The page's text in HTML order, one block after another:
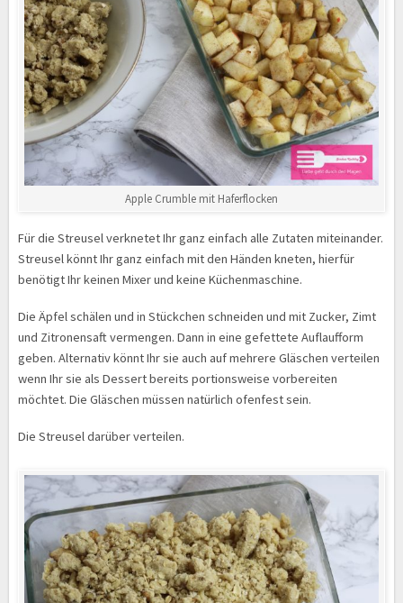
Apple Crumble mit Haferflocken
Für die Streusel verknetet Ihr ganz einfach alle Zutaten miteinander.
Streusel könnt Ihr ganz einfach mit den Händen kneten, hierfür
benötigt Ihr keinen Mixer und keine Küchenmaschine.
Die Äpfel schälen und in Stückchen schneiden und mit Zucker, Zimt
und Zitronensaft vermengen. Dann in eine gefettete Auflaufform
geben. Alternativ könnt Ihr sie auch auf mehrere Gläschen verteilen
wenn Ihr sie als Dessert bereits portionsweise vorbereiten
möchtet. Die Gläschen müssen natürlich ofenfest sein.
Die Streusel darüber verteilen.